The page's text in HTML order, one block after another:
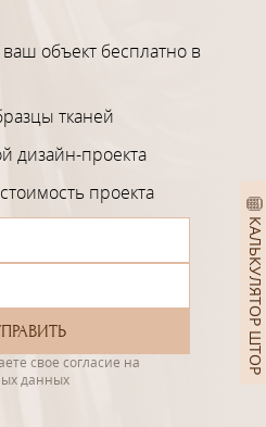
КАЛЬКУЛЯТОР ШТОР
объект бесплатно в
тканей
дизайн-проекта
проекта
свое согласие на
данных